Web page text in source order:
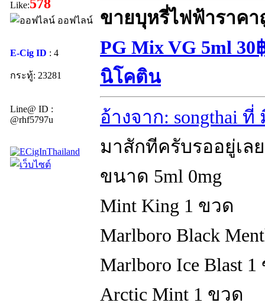
Like:578
ออฟไลน์
E-Cig ID : 4
กระทู้: 23281
Line@ ID :
@rhf5797u
ขายบุหรี่ไฟฟ้าราคา
PG Mix VG 5ml
นิโคติน
อ้างจาก: songthai ที่
มาสักทีครับรออยู่เล
ขนาด 5ml 0mg
Mint King 1 ขวด
Marlboro Black
Marlboro Ice Blast
Arctic Mint 1 ขวด